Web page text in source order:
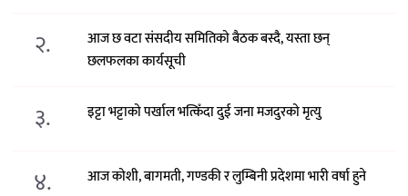
२.
आज छ वटा संसदीय समितिको बैठक बस्दै, यस्ता छन्
छलफलका कार्यसूची
३. इट्टा भट्टाको पर्खाल भत्किँदा दुई जना मजदुरको मृत्यु
४. आज कोशी, बागमती, गण्डकी र लुम्बिनी प्रदेशमा भारी वर्षा हुने